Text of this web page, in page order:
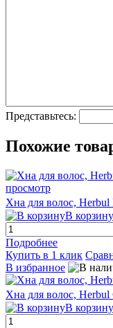
Представьтесь:
Похожие
просмотр
Хна для волос,
В корзину
Подробнее
Купить в 1 клик
В избранное
Хна для волос, Herbul
В корзину